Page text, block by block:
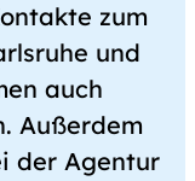
zum
und
auch
Außerdem
der Agentur